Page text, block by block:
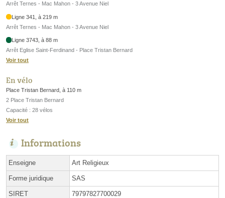
Arrêt Ternes - Mac Mahon - 3 Avenue Niel
Ligne 341, à 219 m
Arrêt Ternes - Mac Mahon - 3 Avenue Niel
Ligne 3743, à 88 m
Arrêt Eglise Saint-Ferdinand - Place Tristan Bernard
Voir tout
En vélo
Place Tristan Bernard, à 110 m
2 Place Tristan Bernard
Capacité : 28 vélos
Voir tout
Informations
Enseigne Art Religieux
Forme juridique SAS
SIRET 79797827700029